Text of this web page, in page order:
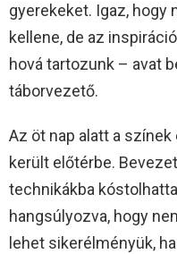
gyerekeket. Igaz, hogy
kellene, de az
hová tartozunk – avat
táborvezető.
Az öt nap alatt a
került előtérbe.
technikákba
hangsúlyozva, hogy
lehet sikerélményük,